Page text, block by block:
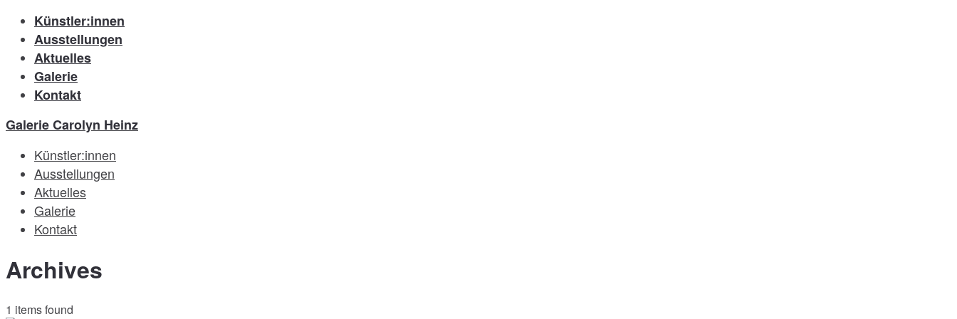
Künstler:innen
Ausstellungen
Aktuelles
Galerie
Kontakt
Galerie Carolyn Heinz
Künstler:innen
Ausstellungen
Aktuelles
Galerie
Kontakt
Archives
1 items found